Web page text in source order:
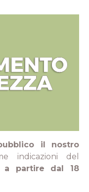
il nostro
indicazioni del
a partire dal 18